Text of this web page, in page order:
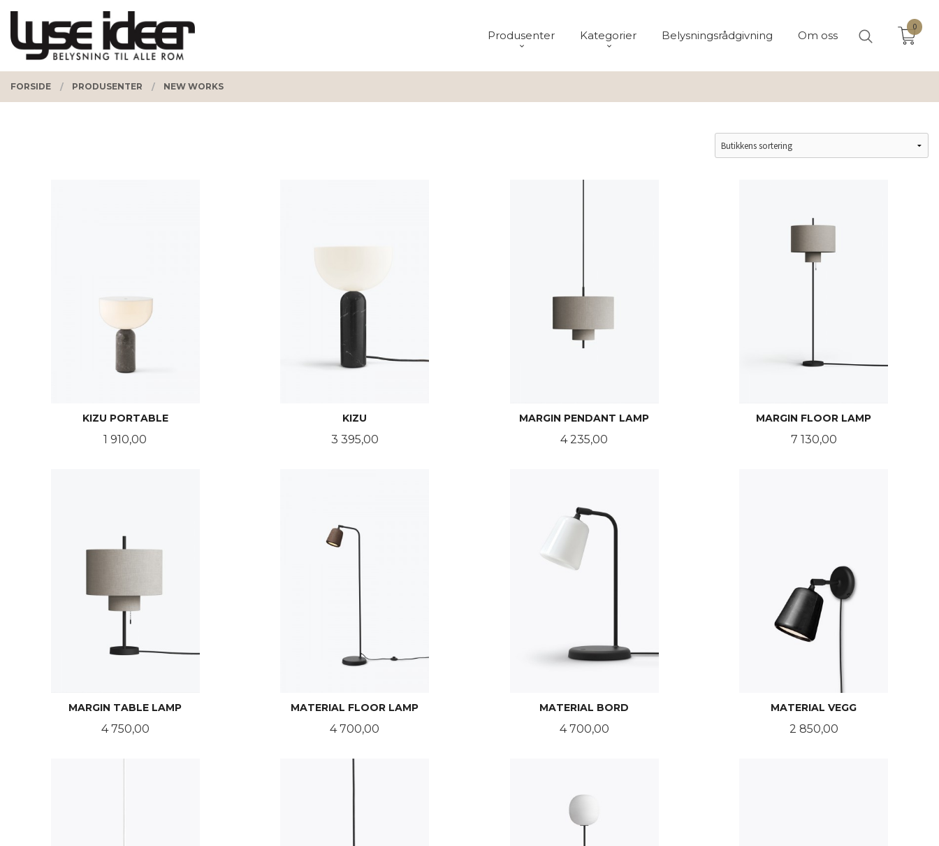
Gå
innholdet
PRODUKTER
Produsenter Kategorier Belysningsrådgivning Om oss
0
FORSIDE PRODUSENTER NEW WORKS
KIZU PORTABLE
Pris
1 910,00
KIZU
Pris
3 395,00
MARGIN PENDANT LAMP
Pris
4 235,00
MARGIN FLOOR LAMP
Pris
7 130,00
MARGIN TABLE LAMP
Pris
4 750,00
MATERIAL FLOOR LAMP
Pris
4 700,00
MATERIAL BORD
Pris
4 700,00
MATERIAL VEGG
Pris
2 850,00